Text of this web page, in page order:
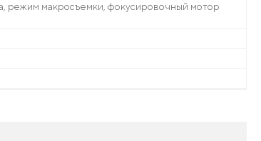
режим макросъемки, фокусировочный мотор